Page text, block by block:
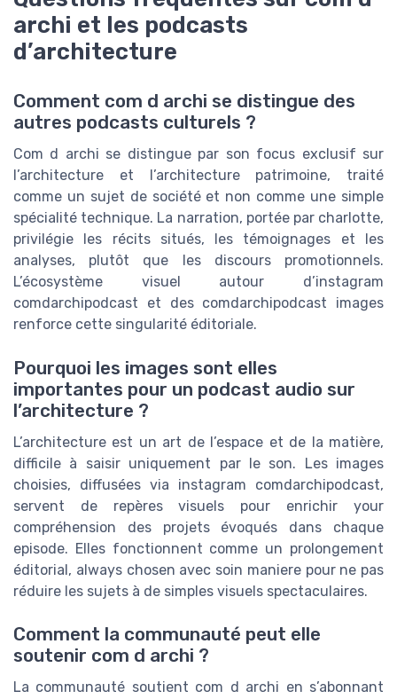
archi et les podcasts
d’architecture
Comment com d archi se distingue des
autres podcasts culturels ?
Com d archi se distingue par son focus exclusif sur
l’architecture et l’architecture patrimoine, traité
comme un sujet de société et non comme une simple
spécialité technique. La narration, portée par charlotte,
privilégie les récits situés, les témoignages et les
analyses, plutôt que les discours promotionnels.
L’écosystème visuel autour d’instagram
comdarchipodcast et des comdarchipodcast images
renforce cette singularité éditoriale.
Pourquoi les images sont elles
importantes pour un podcast audio sur
l’architecture ?
L’architecture est un art de l’espace et de la matière,
difficile à saisir uniquement par le son. Les images
choisies, diffusées via instagram comdarchipodcast,
servent de repères visuels pour enrichir your
compréhension des projets évoqués dans chaque
episode. Elles fonctionnent comme un prolongement
éditorial, always chosen avec soin maniere pour ne pas
réduire les sujets à de simples visuels spectaculaires.
Comment la communauté peut elle
soutenir com d archi ?
La communauté soutient com d archi en s’abonnant